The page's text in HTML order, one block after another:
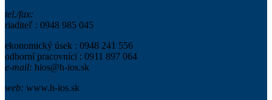
tel./fax:
riaditeľ : 0948 985 045
ekonomický úsek : 0948 241 556
odborní pracovníci : 0911 897 064
e-mail: hios@h-ios.sk
web: www.h-ios.sk